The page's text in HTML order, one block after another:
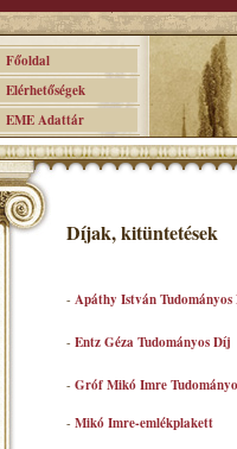
Főoldal
Elérhetőségek
EME Adattár
Díjak, kitüntetések
- Apáthy István
- Entz Géza Tudományos Díj
- Gróf Mikó Imre
- Mikó Imre-emlékplakett